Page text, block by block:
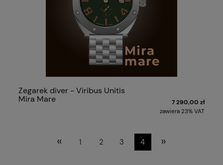
Zegarek diver - Viribus Unitis
Mira Mare
7 290,00 zł
zawiera 23% VAT
« 1 2 3 4 »